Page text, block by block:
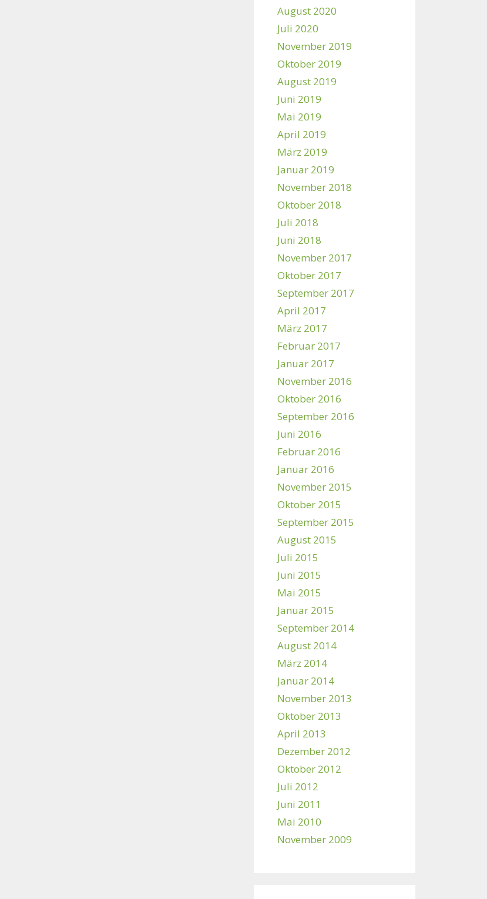
August 2020
Juli 2020
November 2019
Oktober 2019
August 2019
Juni 2019
Mai 2019
April 2019
März 2019
Januar 2019
November 2018
Oktober 2018
Juli 2018
Juni 2018
November 2017
Oktober 2017
September 2017
April 2017
März 2017
Februar 2017
Januar 2017
November 2016
Oktober 2016
September 2016
Juni 2016
Februar 2016
Januar 2016
November 2015
Oktober 2015
September 2015
August 2015
Juli 2015
Juni 2015
Mai 2015
Januar 2015
September 2014
August 2014
März 2014
Januar 2014
November 2013
Oktober 2013
April 2013
Dezember 2012
Oktober 2012
Juli 2012
Juni 2011
Mai 2010
November 2009